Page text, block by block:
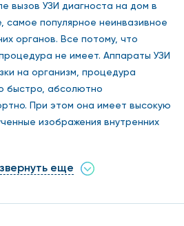
вызов УЗИ диагноста на дом в
самое популярное неинвазивное
органов. Все потому, что
не имеет. Аппараты УЗИ
на организм, процедура
быстро, абсолютно
При этом она имеет высокую
изображения внутренних
еще